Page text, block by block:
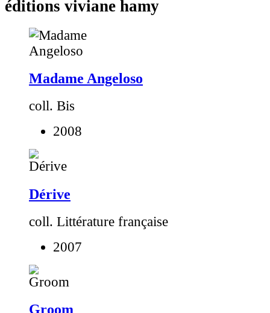
éditions viviane hamy
Madame Angeloso
coll. Bis
2008
Dérive
coll. Littérature française
2007
Groom